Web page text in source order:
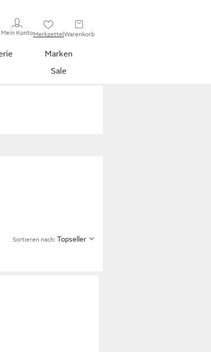
Mein KontoMerkzettelWarenkorb
Marken
Sale
Sortieren nach: Topseller